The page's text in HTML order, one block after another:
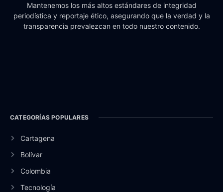
Mantenemos los más altos estándares de integridad
periodística y reportaje ético, asegurando que la verdad y la
transparencia prevalezcan en todo nuestro contenido.
CATEGORÍAS POPULARES
Cartagena
Bolívar
Colombia
Tecnología